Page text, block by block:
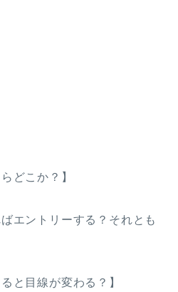
どこか？】
エントリーする？それとも
と目線が変わる？】